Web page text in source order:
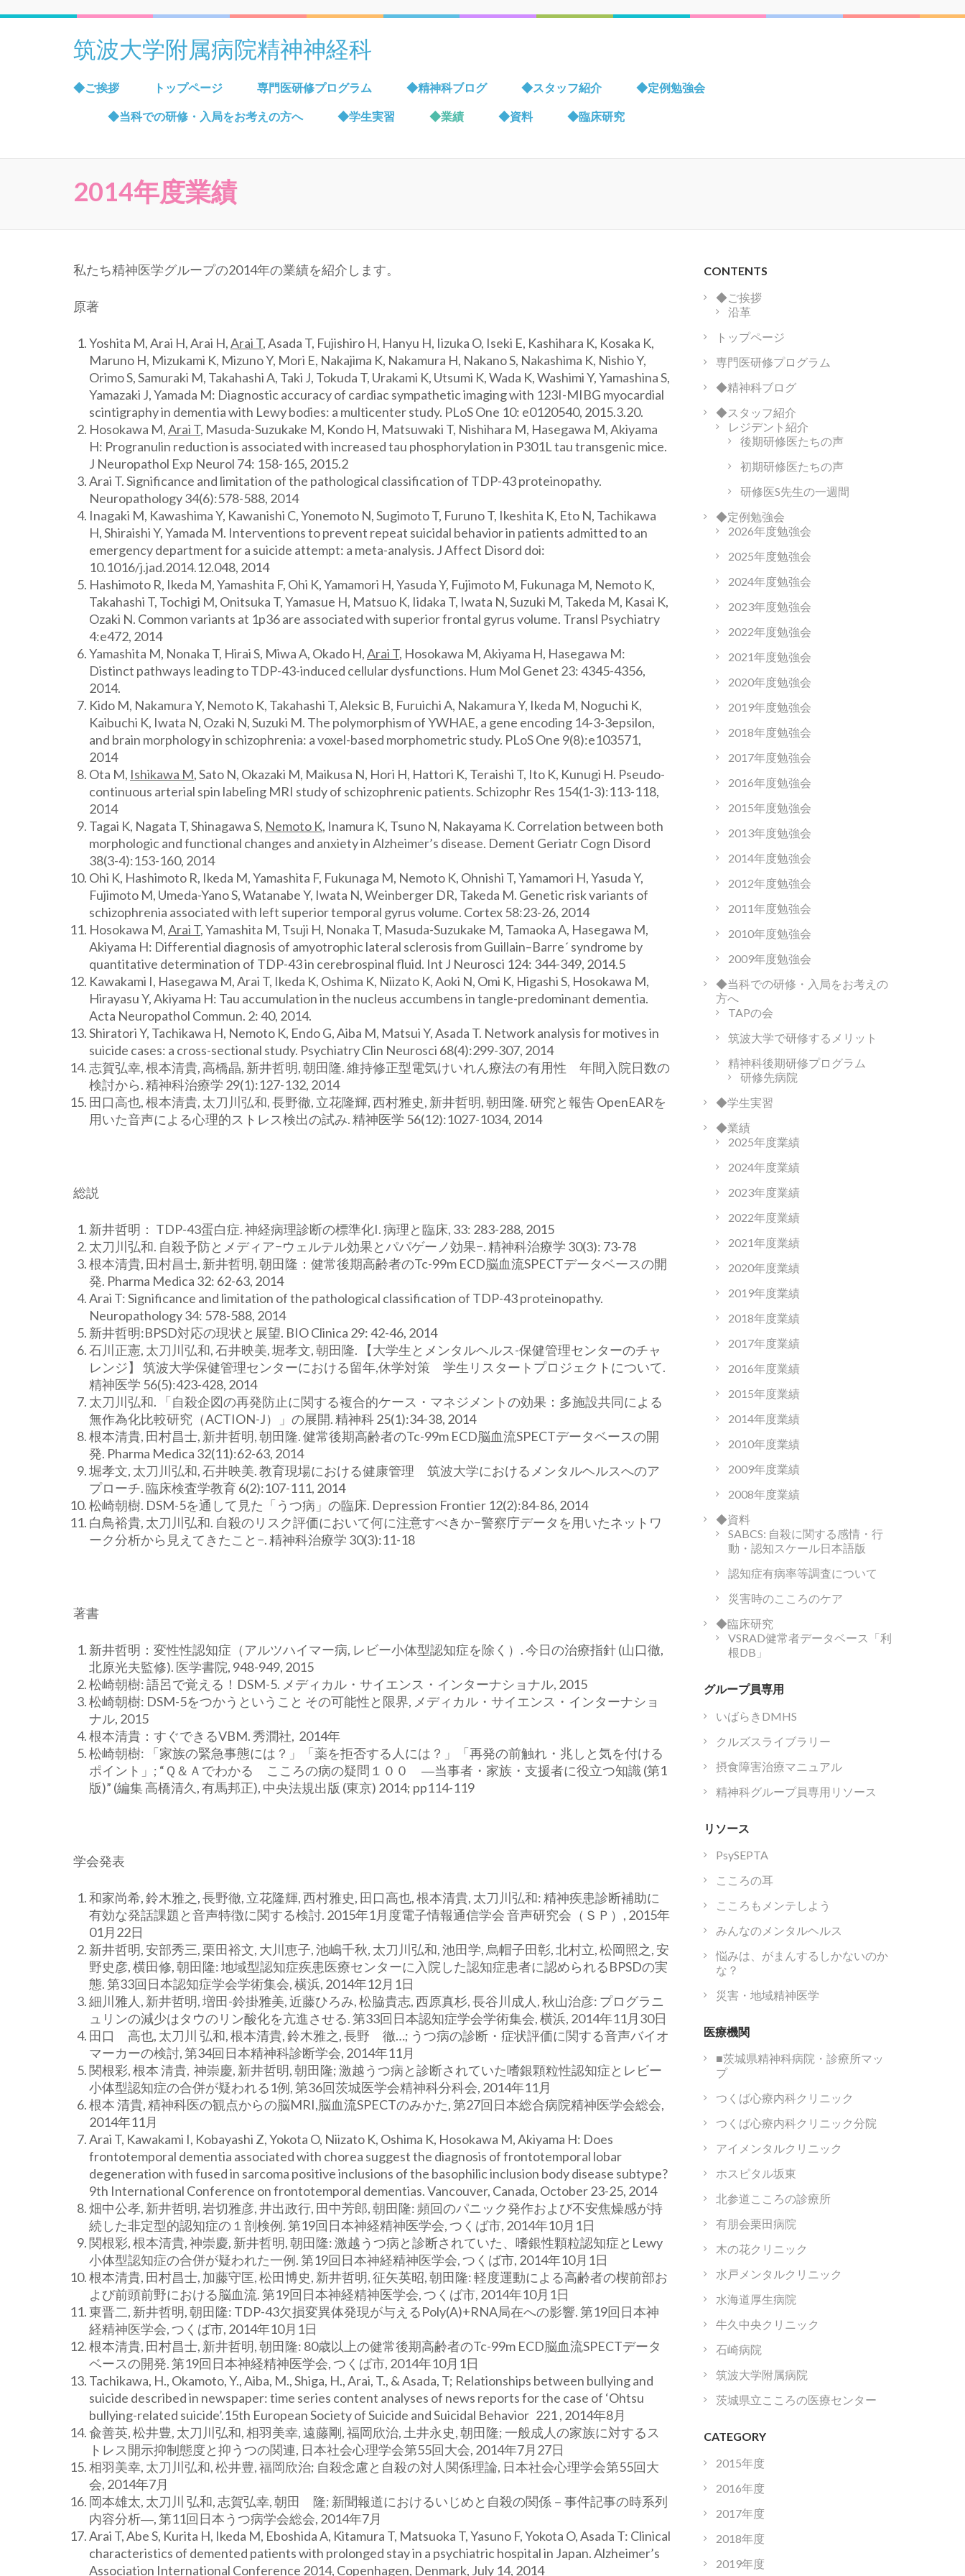
筑波大学附属病院精神神経科
◆ご挨拶 トップページ 専門医研修プログラム ◆精神科ブログ ◆スタッフ紹介 ◆定例勉強会
◆当科での研修・入局をお考えの方へ ◆学生実習 ◆業績 ◆資料 ◆臨床研究
2014年度業績
私たち精神医学グループの2014年の業績を紹介します。
原著
Yoshita M, Arai H, Arai H,Arai T, Asada T, Fujishiro H, Hanyu H, Iizuka O, Iseki E, Kashihara K, Kosaka K,
Maruno H, Mizukami K, Mizuno Y, Mori E, Nakajima K, Nakamura H, Nakano S, Nakashima K, Nishio Y,
Orimo S, Samuraki M, Takahashi A, Taki J, Tokuda T, Urakami K, Utsumi K, Wada K, Washimi Y, Yamashina S,
Yamazaki J, Yamada M: Diagnostic accuracy of cardiac sympathetic imaging with 123I-MIBG myocardial
scintigraphy in dementia with Lewy bodies: a multicenter study. PLoS One 10: e0120540, 2015.3.20.
Hosokawa M,Arai T, Masuda-Suzukake M, Kondo H, Matsuwaki T, Nishihara M, Hasegawa M, Akiyama
H: Progranulin reduction is associated with increased tau phosphorylation in P301L tau transgenic mice.
J Neuropathol Exp Neurol 74: 158-165, 2015.2
Arai T. Significance and limitation of the pathological classification of TDP-43 proteinopathy.
Neuropathology 34(6):578-588, 2014
Inagaki M, Kawashima Y, Kawanishi C, Yonemoto N, Sugimoto T, Furuno T, Ikeshita K, Eto N, Tachikawa
H, Shiraishi Y, Yamada M. Interventions to prevent repeat suicidal behavior in patients admitted to an
emergency department for a suicide attempt: a meta-analysis. J Affect Disord doi:
10.1016/j.jad.2014.12.048, 2014
Hashimoto R, Ikeda M, Yamashita F, Ohi K, Yamamori H, Yasuda Y, Fujimoto M, Fukunaga M, Nemoto K,
Takahashi T, Tochigi M, Onitsuka T, Yamasue H, Matsuo K, Iidaka T, Iwata N, Suzuki M, Takeda M, Kasai K,
Ozaki N. Common variants at 1p36 are associated with superior frontal gyrus volume. Transl Psychiatry
4:e472, 2014
Yamashita M, Nonaka T, Hirai S, Miwa A, Okado H,Arai T, Hosokawa M, Akiyama H, Hasegawa M:
Distinct pathways leading to TDP-43-induced cellular dysfunctions. Hum Mol Genet 23: 4345-4356,
2014.
Kido M, Nakamura Y, Nemoto K, Takahashi T, Aleksic B, Furuichi A, Nakamura Y, Ikeda M, Noguchi K,
Kaibuchi K, Iwata N, Ozaki N, Suzuki M. The polymorphism of YWHAE, a gene encoding 14-3-3epsilon,
and brain morphology in schizophrenia: a voxel-based morphometric study. PLoS One 9(8):e103571,
2014
Ota M, Ishikawa M, Sato N, Okazaki M, Maikusa N, Hori H, Hattori K, Teraishi T, Ito K, Kunugi H. Pseudo-
continuous arterial spin labeling MRI study of schizophrenic patients. Schizophr Res 154(1-3):113-118,
2014
Tagai K, Nagata T, Shinagawa S, Nemoto K, Inamura K, Tsuno N, Nakayama K. Correlation between both
morphologic and functional changes and anxiety in Alzheimer’s disease. Dement Geriatr Cogn Disord
38(3-4):153-160, 2014
Ohi K, Hashimoto R, Ikeda M, Yamashita F, Fukunaga M, Nemoto K, Ohnishi T, Yamamori H, Yasuda Y,
Fujimoto M, Umeda-Yano S, Watanabe Y, Iwata N, Weinberger DR, Takeda M. Genetic risk variants of
schizophrenia associated with left superior temporal gyrus volume. Cortex 58:23-26, 2014
Hosokawa M,Arai T, Yamashita M, Tsuji H, Nonaka T, Masuda-Suzukake M, Tamaoka A, Hasegawa M,
Akiyama H: Differential diagnosis of amyotrophic lateral sclerosis from Guillain–Barre´ syndrome by
quantitative determination of TDP-43 in cerebrospinal fluid. Int J Neurosci 124: 344-349, 2014.5
Kawakami I, Hasegawa M, Arai T, Ikeda K, Oshima K, Niizato K, Aoki N, Omi K, Higashi S, Hosokawa M,
Hirayasu Y, Akiyama H: Tau accumulation in the nucleus accumbens in tangle-predominant dementia.
Acta Neuropathol Commun. 2: 40, 2014.
Shiratori Y, Tachikawa H, Nemoto K, Endo G, Aiba M, Matsui Y, Asada T. Network analysis for motives in
suicide cases: a cross-sectional study. Psychiatry Clin Neurosci 68(4):299-307, 2014
志賀弘幸, 根本清貴, 高橋晶, 新井哲明, 朝田隆. 維持修正型電気けいれん療法の有用性 年間入院日数の
検討から. 精神科治療学 29(1):127-132, 2014
田口高也, 根本清貴, 太刀川弘和, 長野徹, 立花隆輝, 西村雅史, 新井哲明, 朝田隆. 研究と報告 OpenEARを
用いた音声による心理的ストレス検出の試み. 精神医学 56(12):1027-1034, 2014
総説
新井哲明： TDP-43蛋白症. 神経病理診断の標準化I. 病理と臨床, 33: 283-288, 2015
太刀川弘和. 自殺予防とメディア−ウェルテル効果とパパゲーノ効果−. 精神科治療学 30(3): 73-78
根本清貴, 田村昌士, 新井哲明, 朝田隆：健常後期高齢者のTc-99m ECD脳血流SPECTデータベースの開
発. Pharma Medica 32: 62-63, 2014
Arai T: Significance and limitation of the pathological classification of TDP-43 proteinopathy.
Neuropathology 34: 578-588, 2014
新井哲明:BPSD対応の現状と展望. BIO Clinica 29: 42-46, 2014
石川正憲, 太刀川弘和, 石井映美, 堀孝文, 朝田隆. 【大学生とメンタルヘルス-保健管理センターのチャ
レンジ】 筑波大学保健管理センターにおける留年,休学対策 学生リスタートプロジェクトについて.
精神医学 56(5):423-428, 2014
太刀川弘和. 「自殺企図の再発防止に関する複合的ケース・マネジメントの効果：多施設共同による
無作為化比較研究（ACTION-J）」の展開. 精神科 25(1):34-38, 2014
根本清貴, 田村昌士, 新井哲明, 朝田隆. 健常後期高齢者のTc-99m ECD脳血流SPECTデータベースの開
発. Pharma Medica 32(11):62-63, 2014
堀孝文, 太刀川弘和, 石井映美. 教育現場における健康管理 筑波大学におけるメンタルヘルスへのア
プローチ. 臨床検査学教育 6(2):107-111, 2014
松崎朝樹. DSM-5を通して見た「うつ病」の臨床. Depression Frontier 12(2):84-86, 2014
白鳥裕貴, 太刀川弘和. 自殺のリスク評価において何に注意すべきか−警察庁データを用いたネットワ
ーク分析から見えてきたこと−. 精神科治療学 30(3):11-18
著書
新井哲明：変性性認知症（アルツハイマー病, レビー小体型認知症を除く）. 今日の治療指針 (山口徹,
北原光夫監修). 医学書院, 948-949, 2015
松崎朝樹: 語呂で覚える！DSM-5. メディカル・サイエンス・インターナショナル, 2015
松崎朝樹: DSM-5をつかうということ その可能性と限界, メディカル・サイエンス・インターナショ
ナル, 2015
根本清貴：すぐできるVBM. 秀潤社, 2014年
松崎朝樹: 「家族の緊急事態には？」「薬を拒否する人には？」「再発の前触れ・兆しと気を付ける
ポイント」; “Ｑ＆Ａでわかる こころの病の疑問１００ ―当事者・家族・支援者に役立つ知識 (第1
版)” (編集 高橋清久, 有馬邦正), 中央法規出版 (東京) 2014; pp114-119
学会発表
和家尚希, 鈴木雅之, 長野徹, 立花隆輝, 西村雅史, 田口高也, 根本清貴, 太刀川弘和: 精神疾患診断補助に
有効な発話課題と音声特徴に関する検討. 2015年1月度電子情報通信学会 音声研究会（ＳＰ）, 2015年
01月22日
新井哲明, 安部秀三, 栗田裕文, 大川恵子, 池嶋千秋, 太刀川弘和, 池田学, 烏帽子田彰, 北村立, 松岡照之, 安
野史彦, 横田修, 朝田隆: 地域型認知症疾患医療センターに入院した認知症患者に認められるBPSDの実
態. 第33回日本認知症学会学術集会, 横浜, 2014年12月1日
細川雅人, 新井哲明, 増田-鈴掛雅美, 近藤ひろみ, 松脇貴志, 西原真杉, 長谷川成人, 秋山治彦: プログラニ
ュリンの減少はタウのリン酸化を亢進させる. 第33回日本認知症学会学術集会, 横浜, 2014年11月30日
田口 高也, 太刀川 弘和, 根本清貴, 鈴木雅之, 長野 徹…; うつ病の診断・症状評価に関する音声バイオ
マーカーの検討, 第34回日本精神科診断学会, 2014年11月
関根彩, 根本 清貴, 神崇慶, 新井哲明, 朝田隆; 激越うつ病と診断されていた嗜銀顆粒性認知症とレビー
小体型認知症の合併が疑われる1例, 第36回茨城医学会精神科分科会, 2014年11月
根本 清貴, 精神科医の観点からの脳MRI,脳血流SPECTのみかた, 第27回日本総合病院精神医学会総会,
2014年11月
Arai T, Kawakami I, Kobayashi Z, Yokota O, Niizato K, Oshima K, Hosokawa M, Akiyama H: Does
frontotemporal dementia associated with chorea suggest the diagnosis of frontotemporal lobar
degeneration with fused in sarcoma positive inclusions of the basophilic inclusion body disease subtype?
9th International Conference on frontotemporal dementias. Vancouver, Canada, October 23-25, 2014
畑中公孝, 新井哲明, 岩切雅彦, 井出政行, 田中芳郎, 朝田隆: 頻回のパニック発作および不安焦燥感が持
続した非定型的認知症の１剖検例. 第19回日本神経精神医学会, つくば市, 2014年10月1日
関根彩, 根本清貴, 神崇慶, 新井哲明, 朝田隆: 激越うつ病と診断されていた、嗜銀性顆粒認知症とLewy
小体型認知症の合併が疑われた一例. 第19回日本神経精神医学会, つくば市, 2014年10月1日
根本清貴, 田村昌士, 加藤守匡, 松田博史, 新井哲明, 征矢英昭, 朝田隆: 軽度運動による高齢者の楔前部お
よび前頭前野における脳血流. 第19回日本神経精神医学会, つくば市, 2014年10月1日
東晋二, 新井哲明, 朝田隆: TDP-43欠損変異体発現が与えるPoly(A)+RNA局在への影響. 第19回日本神
経精神医学会, つくば市, 2014年10月1日
根本清貴, 田村昌士, 新井哲明, 朝田隆: 80歳以上の健常後期高齢者のTc-99m ECD脳血流SPECTデータ
ベースの開発. 第19回日本神経精神医学会, つくば市, 2014年10月1日
Tachikawa, H., Okamoto, Y., Aiba, M., Shiga, H., Arai, T., & Asada, T; Relationships between bullying and
suicide described in newspaper: time series content analyses of news reports for the case of ‘Ohtsu
bullying-related suicide’.15th European Society of Suicide and Suicidal Behavior 221 , 2014年8月
兪善英, 松井豊, 太刀川弘和, 相羽美幸, 遠藤剛, 福岡欣治, 土井永史, 朝田隆; 一般成人の家族に対するス
トレス開示抑制態度と抑うつの関連, 日本社会心理学会第55回大会, 2014年7月27日
相羽美幸, 太刀川弘和, 松井豊, 福岡欣治; 自殺念慮と自殺の対人関係理論, 日本社会心理学会第55回大
会, 2014年7月
岡本雄太, 太刀川 弘和, 志賀弘幸, 朝田 隆; 新聞報道におけるいじめと自殺の関係－事件記事の時系列
内容分析―, 第11回日本うつ病学会総会, 2014年7月
Arai T, Abe S, Kurita H, Ikeda M, Eboshida A, Kitamura T, Matsuoka T, Yasuno F, Yokota O, Asada T: Clinical
characteristics of demented patients with prolonged stay in a psychiatric hospital in Japan. Alzheimer’s
Association International Conference 2014, Copenhagen, Denmark, July 14, 2014
CONTENTS
◆ご挨拶
沿革
トップページ
専門医研修プログラム
◆精神科ブログ
◆スタッフ紹介
レジデント紹介
後期研修医たちの声
初期研修医たちの声
研修医S先生の一週間
◆定例勉強会
2026年度勉強会
2025年度勉強会
2024年度勉強会
2023年度勉強会
2022年度勉強会
2021年度勉強会
2020年度勉強会
2019年度勉強会
2018年度勉強会
2017年度勉強会
2016年度勉強会
2015年度勉強会
2013年度勉強会
2014年度勉強会
2012年度勉強会
2011年度勉強会
2010年度勉強会
2009年度勉強会
◆当科での研修・入局をお考えの
方へ
TAPの会
筑波大学で研修するメリット
精神科後期研修プログラム
研修先病院
◆学生実習
◆業績
2025年度業績
2024年度業績
2023年度業績
2022年度業績
2021年度業績
2020年度業績
2019年度業績
2018年度業績
2017年度業績
2016年度業績
2015年度業績
2014年度業績
2010年度業績
2009年度業績
2008年度業績
◆資料
SABCS: 自殺に関する感情・行
動・認知スケール日本語版
認知症有病率等調査について
災害時のこころのケア
◆臨床研究
VSRAD健常者データベース「利
根DB」
グループ員専用
いばらきDMHS
クルズスライブラリー
摂食障害治療マニュアル
精神科グループ員専用リソース
リソース
PsySEPTA
こころの耳
こころもメンテしよう
みんなのメンタルヘルス
悩みは、がまんするしかないのか
な？
災害・地域精神医学
医療機関
■茨城県精神科病院・診療所マッ
プ
つくば心療内科クリニック
つくば心療内科クリニック分院
アイメンタルクリニック
ホスピタル坂東
北参道こころの診療所
有朋会栗田病院
木の花クリニック
水戸メンタルクリニック
水海道厚生病院
牛久中央クリニック
石崎病院
筑波大学附属病院
茨城県立こころの医療センター
CATEGORY
2015年度
2016年度
2017年度
2018年度
2019年度